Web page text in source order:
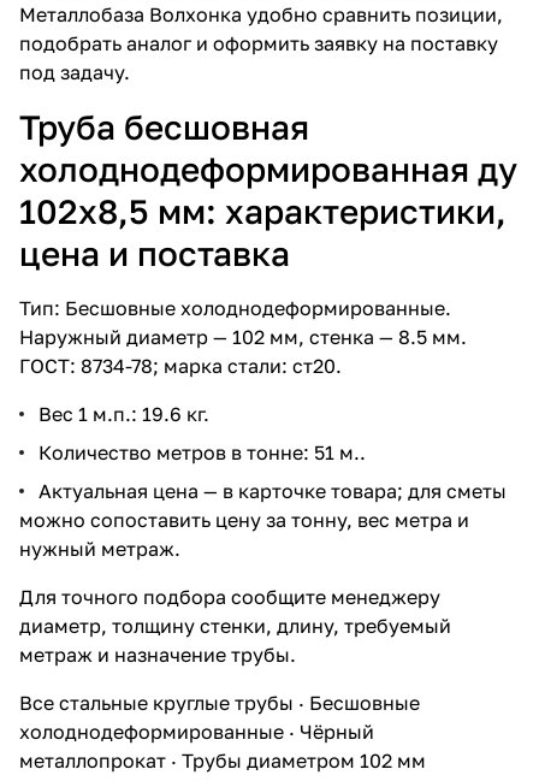
Металлобаза Волхонка удобно сравнить позиции,
подобрать аналог и оформить заявку на поставку
под задачу.
Труба бесшовная
холоднодеформированная ду
102х8,5 мм: характеристики,
цена и поставка
Тип: Бесшовные холоднодеформированные.
Наружный диаметр — 102 мм, стенка — 8.5 мм.
ГОСТ: 8734-78; марка стали: ст20.
Вес 1 м.п.: 19.6 кг.
Количество метров в тонне: 51 м..
Актуальная цена — в карточке товара; для сметы
можно сопоставить цену за тонну, вес метра и
нужный метраж.
Для точного подбора сообщите менеджеру
диаметр, толщину стенки, длину, требуемый
метраж и назначение трубы.
Все стальные круглые трубы · Бесшовные
холоднодеформированные · Чёрный
металлопрокат · Трубы диаметром 102 мм